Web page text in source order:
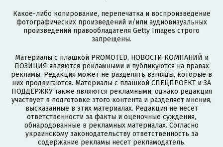
Какое-либо копирование, перепечатка и воспроизведение
фотографических произведений и/или аудиовизуальных
произведений правообладателя Getty Images строго
запрещены.
Материалы с плашкой PROMOTED, НОВОСТИ КОМПАНИЙ и
ПОЗИЦИЯ являются рекламными и публикуются на правах
рекламы. Редакция может не разделять взгляды, которые в
них продвигаются. Материалы с плашкой СПЕЦПРОЕКТ и ЗА
ПОДДЕРЖКУ также являются рекламными, однако редакция
участвует в подготовке этого контента и разделяет мнения,
высказанные в этих материалах. Редакция не несет
ответственности за факты и оценочные суждения,
обнародованные в рекламных материалах. Согласно
украинскому законодательству ответственность за
содержание рекламы несет рекламодатель.